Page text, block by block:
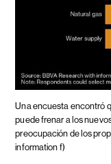
Una encuesta encontró
puede frenar a los
preocupación de los
information f)